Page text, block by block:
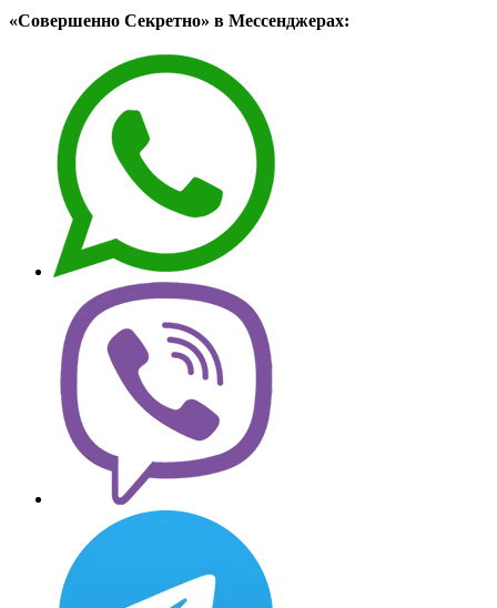
«Совершенно Секретно» в Мессенджерах: